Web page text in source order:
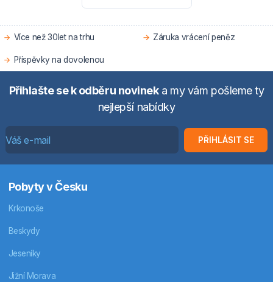
Více než 30let na trhu Záruka vrácení peněz
Příspěvky na dovolenou
Přihlašte se k odběru novineka my vám pošleme ty
nejlepší nabídky
PŘIHLÁSIT SE
Pobyty v Česku
Krkonoše
Beskydy
Jeseníky
Jižní Morava